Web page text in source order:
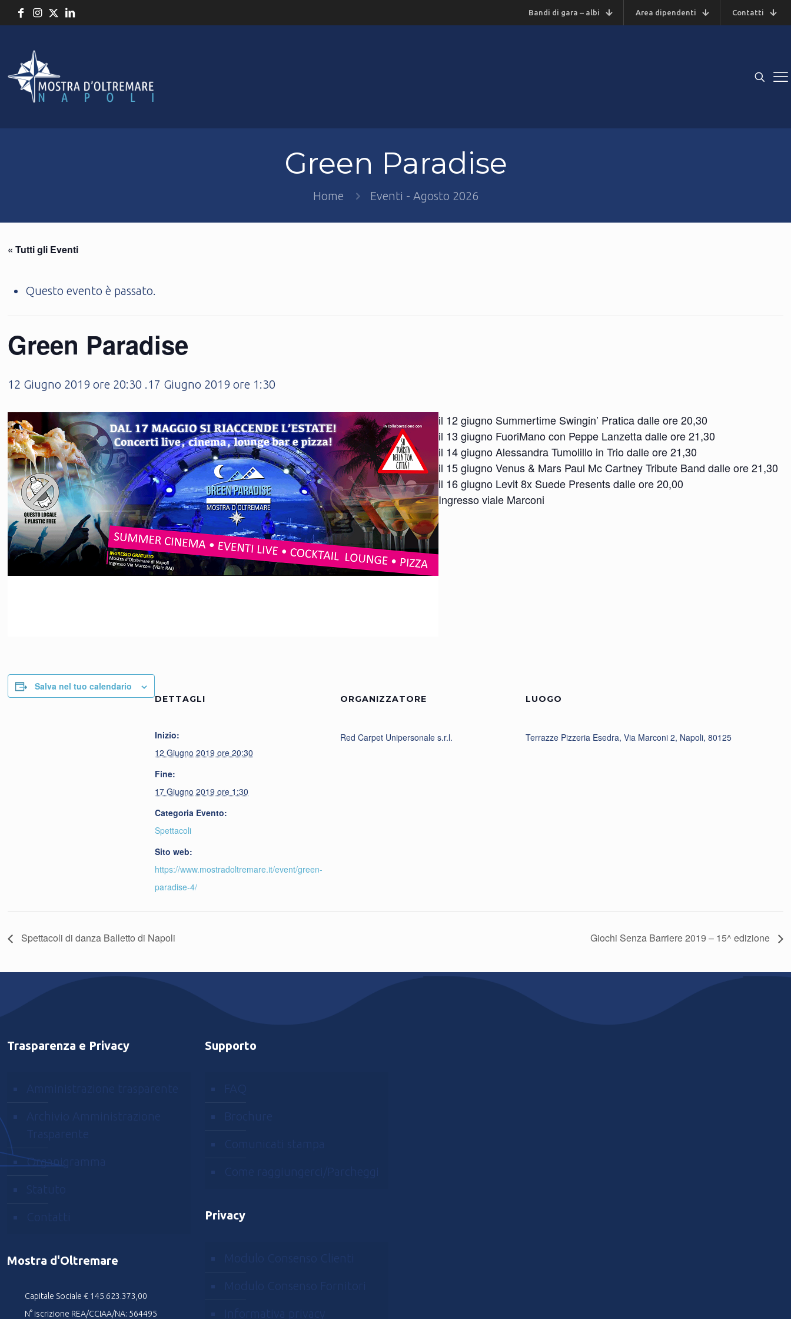
Bandi di gara – albi Area dipendenti Contatti
Green Paradise
Home Eventi - Agosto 2026
« Tutti gli Eventi
Questo evento è passato.
Green Paradise
12 Giugno 2019 ore 20:30 .17 Giugno 2019 ore 1:30
il 12 giugno Summertime Swingin’ Pratica dalle ore 20,30
il 13 giugno FuoriMano con Peppe Lanzetta dalle ore 21,30
il 14 giugno Alessandra Tumolillo in Trio dalle ore 21,30
il 15 giugno Venus & Mars Paul Mc Cartney Tribute Band dalle ore 21,30
il 16 giugno Levit 8x Suede Presents dalle ore 20,00
Ingresso viale Marconi
Salva nel tuo calendario
DETTAGLI
Inizio:
12 Giugno 2019 ore 20:30
Fine:
17 Giugno 2019 ore 1:30
Categoria Evento:
Spettacoli
Sito web:
https://www.mostradoltremare.it/event/green-
paradise-4/
ORGANIZZATORE
Red Carpet Unipersonale s.r.l.
LUOGO
Terrazze Pizzeria Esedra, Via Marconi 2, Napoli, 80125
Spettacoli di danza Balletto di Napoli Giochi Senza Barriere 2019 – 15^ edizione
Trasparenza e Privacy
Amministrazione trasparente
Archivio Amministrazione
Trasparente
Organigramma
Statuto
Contatti
Mostra d'Oltremare
Capitale Sociale € 145.623.373,00
N° iscrizione REA/CCIAA/NA: 564495
Supporto
FAQ
Brochure
Comunicati stampa
Come raggiungerci/Parcheggi
Privacy
Modulo Consenso Clienti
Modulo Consenso Fornitori
Informativa privacy